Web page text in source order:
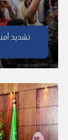
تشديد